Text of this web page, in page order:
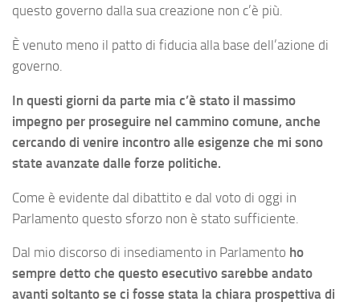
questo governo dalla sua creazione non c’è più.
È venuto meno il patto di fiducia alla base dell’azione di
governo.
In questi giorni da parte mia c’è stato il massimo
impegno per proseguire nel cammino comune, anche
cercando di venire incontro alle esigenze che mi sono
state avanzate dalle forze politiche.
Come è evidente dal dibattito e dal voto di oggi in
Parlamento questo sforzo non è stato sufficiente.
Dal mio discorso di insediamento in Parlamento ho
sempre detto che questo esecutivo sarebbe andato
avanti soltanto se ci fosse stata la chiara prospettiva di